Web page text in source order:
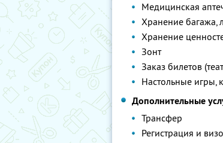
Медицинская
Хранение багажа,
Хранение
Зонт
Заказ билетов
Настольные игры,
Дополнительные
Трансфер
Регистрация и